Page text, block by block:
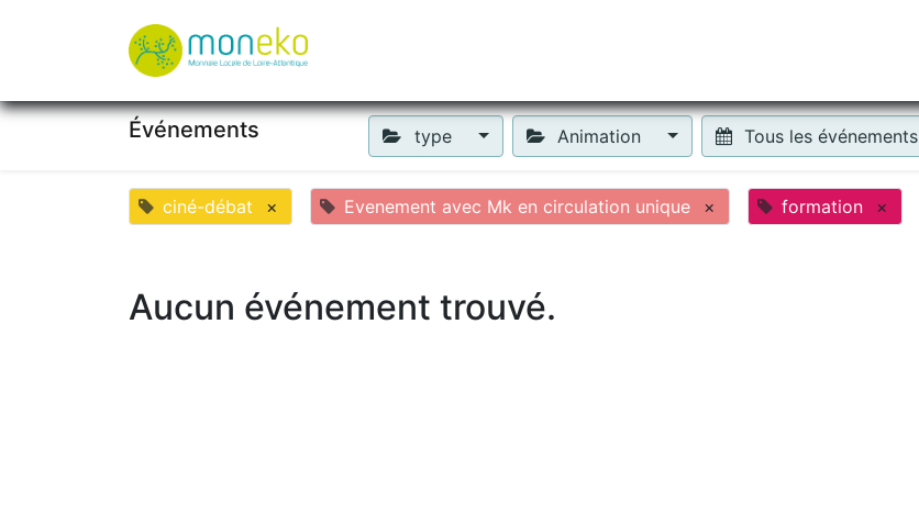
Événements type Animation Tous les événements
ciné-débat × Evenement avec Mk en circulation unique × formation ×
Aucun événement trouvé.